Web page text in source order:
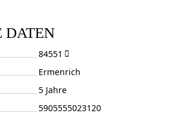
DATEN
84551
Ermenrich
5 Jahre
5905555023120